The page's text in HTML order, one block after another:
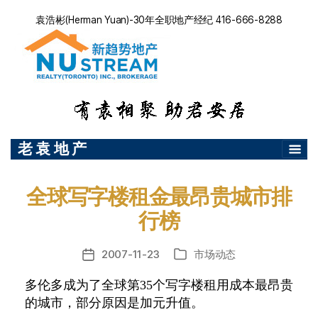
袁浩彬(Herman Yuan)-30年全职地产经纪 416-666-8288
老 袁 地 产
全球写字楼租金最昂贵城市排
行榜
发
日
期
2007-11-23
分 市场动态
多伦多成为了全球第35个写字楼租用成本最昂贵
的城市，部分原因是加元升值。